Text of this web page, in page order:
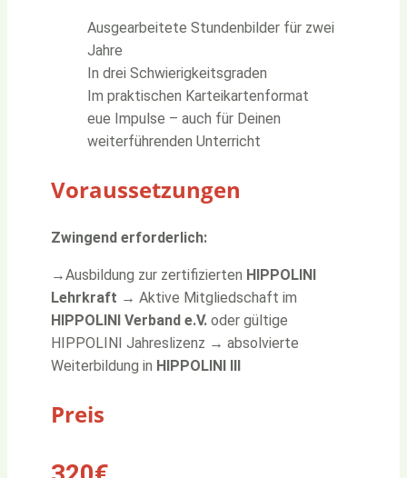
Ausgearbeitete Stundenbilder für zwei
Jahre
In drei Schwierigkeitsgraden
Im praktischen Karteikartenformat
eue Impulse – auch für Deinen
weiterführenden Unterricht
Voraussetzungen
Zwingend erforderlich:
→Ausbildung zur zertifizierten HIPPOLINI
Lehrkraft → Aktive Mitgliedschaft im
HIPPOLINI Verband e.V. oder gültige
HIPPOLINI Jahreslizenz → absolvierte
Weiterbildung in HIPPOLINI III
Preis